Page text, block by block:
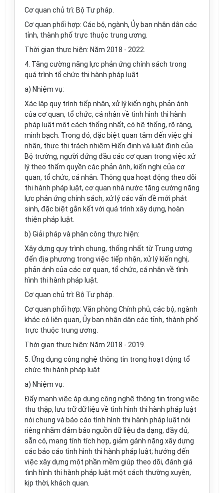
Cơ quan chủ trì: Bộ Tư pháp.
Cơ quan phối hợp: Các bộ, ngành, Ủy ban nhân dân các
tỉnh, thành phố trực thuộc trung ương.
Thời gian thực hiện: Năm 2018 - 2022.
4. Tăng cường năng lực phản ứng chính sách trong
quá trình tổ chức thi hành pháp luật
a) Nhiệm vụ:
Xác lập quy trình tiếp nhận, xử lý kiến nghị, phản ánh
của cơ quan, tổ chức, cá nhân về tình hình thi hành
pháp luật một cách thống nhất, có hệ thống, rõ ràng,
minh bạch. Trong đó, đặc biệt quan tâm đến việc ghi
nhận, thực thi trách nhiệm Hiến định và luật định của
Bộ trưởng, người đứng đầu các cơ quan trong việc xử
lý theo thẩm quyền các phản ánh, kiến nghị của cơ
quan, tổ chức, cá nhân. Thông qua hoạt động theo dõi
thi hành pháp luật, cơ quan nhà nước tăng cường năng
lực phản ứng chính sách, xử lý các vấn đề mới phát
sinh, đặc biệt gắn kết với quá trình xây dựng, hoàn
thiện pháp luật.
b) Giải pháp và phân công thực hiện:
Xây dựng quy trình chung, thống nhất từ Trung ương
đến địa phương trong việc tiếp nhận, xử lý kiến nghị,
phản ánh của các cơ quan, tổ chức, cá nhân về tình
hình thi hành pháp luật.
Cơ quan chủ trì: Bộ Tư pháp.
Cơ quan phối hợp: Văn phòng Chính phủ, các bộ, ngành
khác có liên quan, Ủy ban nhân dân các tỉnh, thành phố
trực thuộc trung ương.
Thời gian thực hiện: Năm 2018 - 2019.
5. Ứng dụng công nghệ thông tin trong hoạt động tổ
chức thi hành pháp luật
a) Nhiệm vụ:
Đẩy mạnh việc áp dụng công nghệ thông tin trong việc
thu thập, lưu trữ dữ liệu về tình hình thi hành pháp luật
nói chung và báo cáo tình hình thi hành pháp luật nói
riêng nhằm đảm bảo nguồn dữ liệu đa dạng, đầy đủ,
sẵn có, mang tính tích hợp, giảm gánh nặng xây dựng
các báo cáo tình hình thi hành pháp luật; hướng đến
việc xây dựng một phần mềm giúp theo dõi, đánh giá
tình hình thi hành pháp luật một cách thường xuyên,
kịp thời, khách quan.